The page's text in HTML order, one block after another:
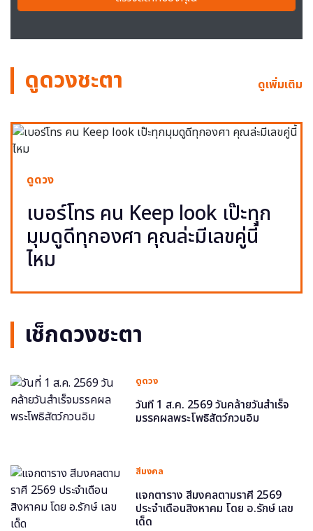
ดูดวงชะตา ดูเพิ่มเติม
ดูดวง
เบอร์โทร คน Keep look เป๊ะทุก
มุมดูดีทุกองศา คุณล่ะมีเลขคู่นี้
ไหม
เช็กดวงชะตา
ดูดวง
วันที่ 1 ส.ค. 2569 วันคล้ายวันสำเร็จ
มรรคผลพระโพธิสัตว์กวนอิม
สีมงคล
แจกตาราง สีมงคลตามราศี 2569
ประจำเดือนสิงหาคม โดย อ.รักษ์ เลข
เด็ด